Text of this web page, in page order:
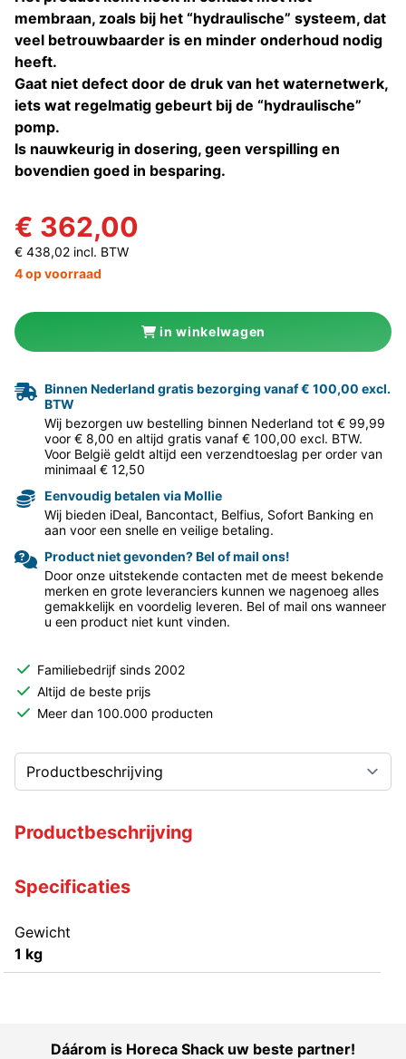
membraan, zoals bij het “hydraulische” systeem, dat
veel betrouwbaarder is en minder onderhoud nodig
heeft.
Gaat niet defect door de druk van het waternetwerk,
iets wat regelmatig gebeurt bij de “hydraulische”
pomp.
Is nauwkeurig in dosering, geen verspilling en
bovendien goed in besparing.
€ 362,00
€ 438,02 incl. BTW
4 op voorraad
in winkelwagen
Binnen Nederland gratis bezorging vanaf € 100,00 excl.
BTW
Wij bezorgen uw bestelling binnen Nederland tot € 99,99
voor € 8,00 en altijd gratis vanaf € 100,00 excl. BTW.
Voor België geldt altijd een verzendtoeslag per order van
minimaal € 12,50
Eenvoudig betalen via Mollie
Wij bieden iDeal, Bancontact, Belfius, Sofort Banking en
aan voor een snelle en veilige betaling.
Product niet gevonden? Bel of mail ons!
Door onze uitstekende contacten met de meest bekende
merken en grote leveranciers kunnen we nagenoeg alles
gemakkelijk en voordelig leveren. Bel of mail ons wanneer
u een product niet kunt vinden.
Familiebedrijf sinds 2002
Altijd de beste prijs
Meer dan 100.000 producten
Productbeschrijving
Specificaties
Gewicht
1 kg
Dáárom is Horeca Shack uw beste partner!